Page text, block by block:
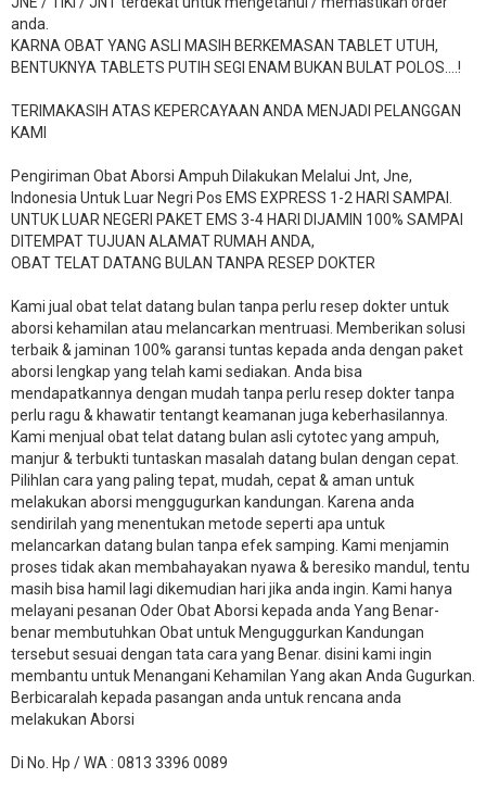
anda.
KARNA OBAT YANG ASLI MASIH BERKEMASAN TABLET UTUH,
BENTUKNYA TABLETS PUTIH SEGI ENAM BUKAN BULAT POLOS….!
TERIMAKASIH ATAS KEPERCAYAAN ANDA MENJADI PELANGGAN
KAMI
Pengiriman Obat Aborsi Ampuh Dilakukan Melalui Jnt, Jne,
Indonesia Untuk Luar Negri Pos EMS EXPRESS 1-2 HARI SAMPAI.
UNTUK LUAR NEGERI PAKET EMS 3-4 HARI DIJAMIN 100% SAMPAI
DITEMPAT TUJUAN ALAMAT RUMAH ANDA,
OBAT TELAT DATANG BULAN TANPA RESEP DOKTER
Kami jual obat telat datang bulan tanpa perlu resep dokter untuk
aborsi kehamilan atau melancarkan mentruasi. Memberikan solusi
terbaik & jaminan 100% garansi tuntas kepada anda dengan paket
aborsi lengkap yang telah kami sediakan. Anda bisa
mendapatkannya dengan mudah tanpa perlu resep dokter tanpa
perlu ragu & khawatir tentangt keamanan juga keberhasilannya.
Kami menjual obat telat datang bulan asli cytotec yang ampuh,
manjur & terbukti tuntaskan masalah datang bulan dengan cepat.
Pilihlan cara yang paling tepat, mudah, cepat & aman untuk
melakukan aborsi menggugurkan kandungan. Karena anda
sendirilah yang menentukan metode seperti apa untuk
melancarkan datang bulan tanpa efek samping. Kami menjamin
proses tidak akan membahayakan nyawa & beresiko mandul, tentu
masih bisa hamil lagi dikemudian hari jika anda ingin. Kami hanya
melayani pesanan Oder Obat Aborsi kepada anda Yang Benar-
benar membutuhkan Obat untuk Menguggurkan Kandungan
tersebut sesuai dengan tata cara yang Benar. disini kami ingin
membantu untuk Menangani Kehamilan Yang akan Anda Gugurkan.
Berbicaralah kepada pasangan anda untuk rencana anda
melakukan Aborsi
Di No. Hp / WA : 0813 3396 0089